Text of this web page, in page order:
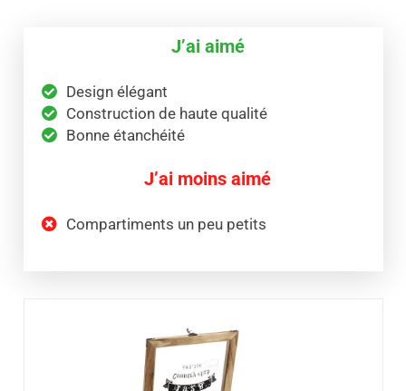
J’ai aimé
Design élégant
Construction de haute qualité
Bonne étanchéité
J’ai moins aimé
Compartiments un peu petits